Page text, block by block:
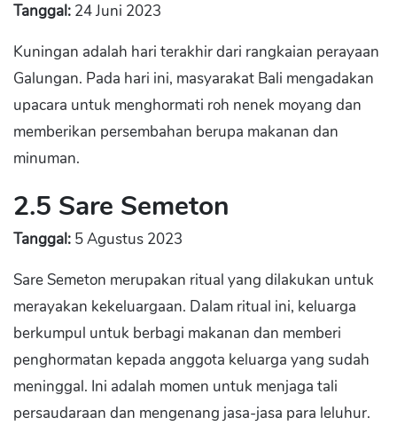
Tanggal: 24 Juni 2023
Kuningan adalah hari terakhir dari rangkaian perayaan
Galungan. Pada hari ini, masyarakat Bali mengadakan
upacara untuk menghormati roh nenek moyang dan
memberikan persembahan berupa makanan dan
minuman.
2.5 Sare Semeton
Tanggal: 5 Agustus 2023
Sare Semeton merupakan ritual yang dilakukan untuk
merayakan kekeluargaan. Dalam ritual ini, keluarga
berkumpul untuk berbagi makanan dan memberi
penghormatan kepada anggota keluarga yang sudah
meninggal. Ini adalah momen untuk menjaga tali
persaudaraan dan mengenang jasa-jasa para leluhur.